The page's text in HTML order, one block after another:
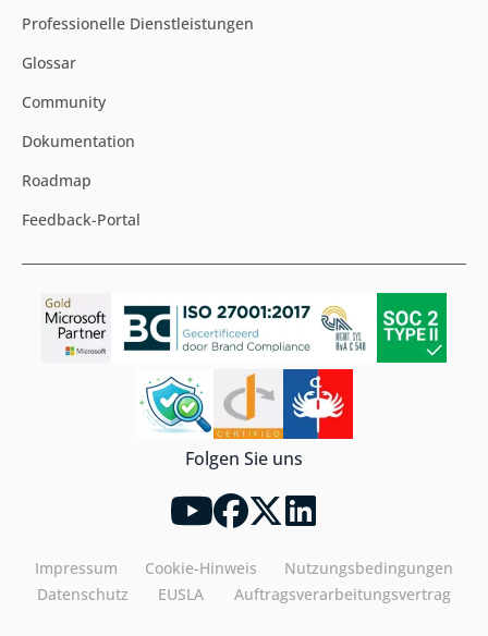
Professionelle Dienstleistungen
Glossar
Community
Dokumentation
Roadmap
Feedback-Portal
Folgen Sie uns
Impressum Cookie-Hinweis
Nutzungsbedingungen
Datenschutz
EUSLA Auftragsverarbeitungsvertrag